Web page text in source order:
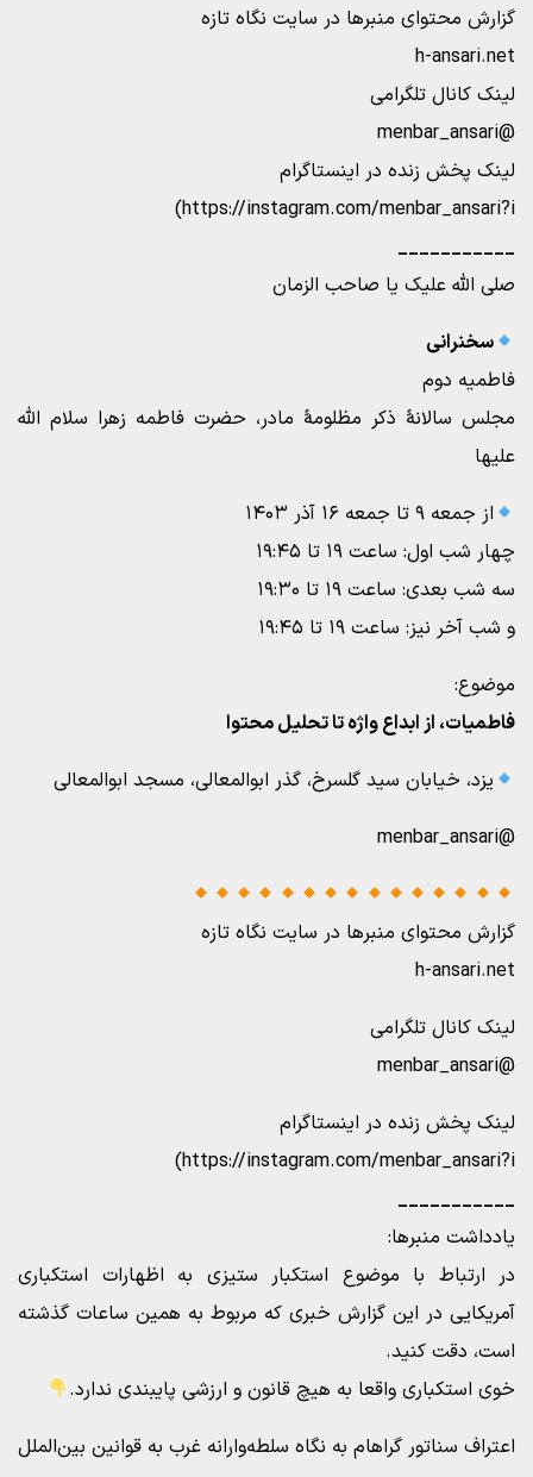
گزارش محتوای منبرها در سایت نگاه تازه
h-ansari.net
لینک کانال تلگرامی
@menbar_ansari
لینک پخش زنده در اینستاگرام
https://instagram.com/menbar_ansari?i)
___________
صلی الله علیک یا صاحب الزمان
سخنرانی
فاطمیه دوم
مجلس سالانۀ ذکر مظلومۀ مادر، حضرت فاطمه زهرا سلام الله
علیها
از جمعه ۹ تا جمعه ۱۶ آذر ۱۴۰۳
چهار شب اول: ساعت ۱۹ تا ۱۹:۴۵
سه شب بعدی: ساعت ۱۹ تا ۱۹:۳۰
و شب آخر نیز: ساعت ۱۹ تا ۱۹:۴۵
موضوع:
فاطمیات، از ابداع واژه تا تحلیل محتوا
یزد، خیابان سید گلسرخ، گذر ابوالمعالی، مسجد ابوالمعالی
@menbar_ansari
گزارش محتوای منبرها در سایت نگاه تازه
h-ansari.net
لینک کانال تلگرامی
@menbar_ansari
لینک پخش زنده در اینستاگرام
https://instagram.com/menbar_ansari?i)
___________
یادداشت منبرها:
در ارتباط با موضوع استکبار ستیزی به اظهارات استکباری
آمریکایی در این گزارش خبری که مربوط به همین ساعات گذشته
است، دقت کنید.
خوی استکباری واقعا به هیچ قانون و ارزشی پایبندی ندارد.
اعتراف سناتور گراهام به نگاه سلطه‌وارانه غرب به قوانین بین‌الملل